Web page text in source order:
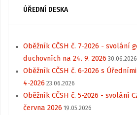
ÚŘEDNÍ DESKA
Oběžník CČSH č. 7-2026 - svolání
duchovních na 24. 9. 2026 30.06.2026
Oběžník CČSH č. 6-2026 s
4-2026 23.06.2026
Oběžník CČSH č. 5-2026 - svolání
června 2026 19.05.2026